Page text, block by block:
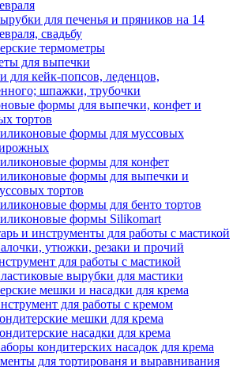
для печенья и пряников на 14
свадьбу
термометры
для выпечки
для кейк-попсов, леденцов,
шпажки, трубочки
формы для выпечки, конфет и
тортов
формы для муссовых
формы для конфет
формы для выпечки и
тортов
формы для бенто тортов
формы Silikomart
и инструменты для работы с мастикой
утюжки, резаки и прочий
для работы с мастикой
вырубки для мастики
мешки и насадки для крема
для работы с кремом
мешки для крема
насадки для крема
кондитерских насадок для крема
для тортированя и выравнивания